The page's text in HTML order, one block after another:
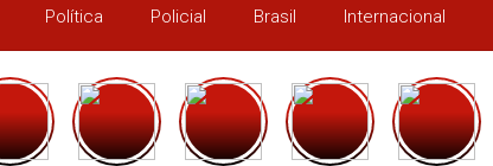
Política Policial Brasil Internacional